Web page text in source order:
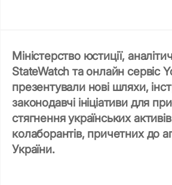
Міністерство юстиції,
StateWatch та онлайн сервіс
презентували нові шляхи,
законодавчі ініціативи для
стягнення українських
колаборантів, причетних до
України.